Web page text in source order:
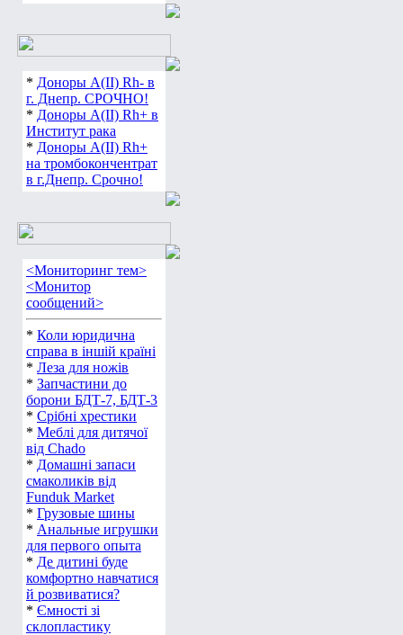
* Доноры А(ІІ) Rh- в
г. Днепр. СРОЧНО!
* Доноры А(ІІ) Rh+ в
Институт рака
* Доноры А(ІІ) Rh+
на тромбокончентрат
в г.Днепр. Срочно!
<Мониторинг тем>
<Монитор
сообщений>
* Коли юридична
справа в іншій країні
* Леза для ножів
* Запчастини до
борони БДТ-7, БДТ-3
* Срібні хрестики
* Меблі для дитячої
від Chado
* Домашні запаси
смаколиків від
Funduk Market
* Грузовые шины
* Анальные игрушки
для первого опыта
* Де дитині буде
комфортно навчатися
й розвиватися?
* Ємності зі
склопластику